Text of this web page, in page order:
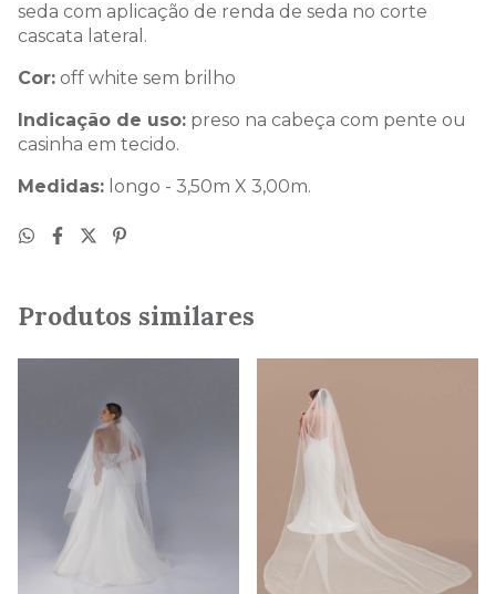
seda com aplicação de renda de seda no corte
cascata lateral.
Cor: off white sem brilho
Indicação de uso: preso na cabeça com pente ou
casinha em tecido.
Medidas: longo - 3,50m X 3,00m.
Produtos similares